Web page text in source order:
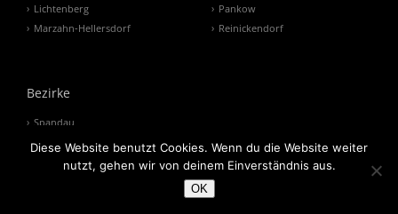
Lichtenberg
Marzahn-Hellersdorf
Pankow
Reinickendorf
Bezirke
Spandau
Steglitz-Zehlendorf
Tempelhof-Schöneberg
Diese Website benutzt Cookies. Wenn du die Website weiter
nutzt, gehen wir von deinem Einverständnis aus.
OK